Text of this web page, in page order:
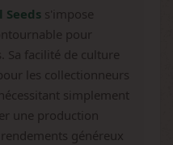
s'impose
pour
Sa facilité de culture
les collectionneurs
simplement
une production
généreux